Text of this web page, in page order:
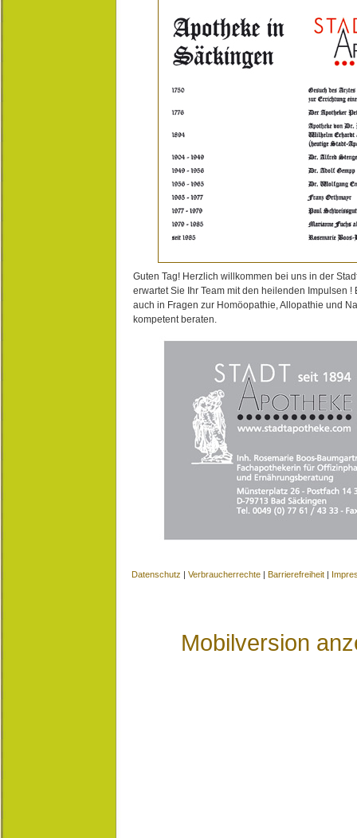
Guten Tag! Herzlich willkommen bei uns in der
erwartet Sie Ihr Team mit den heilenden Impulsen !
auch in Fragen zur Homöopathie, Allopathie und
kompetent beraten.
Datenschutz | Verbraucherrechte | Barrierefreiheit |
Mobilversion